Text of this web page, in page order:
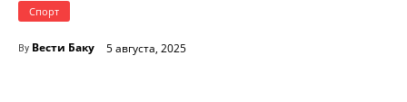
Спорт
By Вести Баку 5 августа, 2025